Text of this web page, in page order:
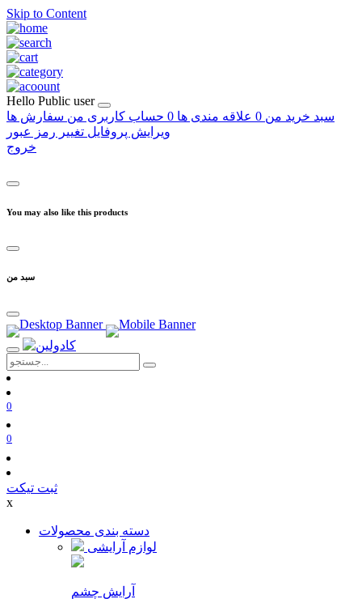
Skip to Content
Hello Public user
سبد خرید من 0 علاقه مندی ها 0 حساب کاربری من سفارش ها
ویرایش پروفایل تغییر رمز عبور
خروج
You may also like this products
سبد من
0
0
ثبت تیکت
x
دسته بندی محصولات
لوازم آرایشی
آرایش چشم